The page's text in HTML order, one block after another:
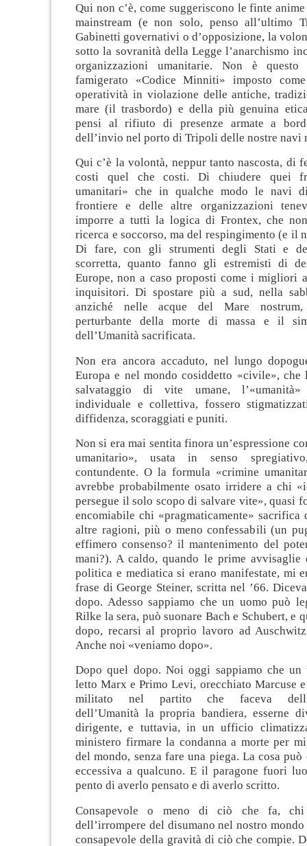
Qui non c’è, come suggeriscono le finte
mainstream (e non solo, penso all’ultimo
Gabinetti governativi o d’opposizione, la
sotto la sovranità della Legge l’anarchismo
organizzazioni umanitarie. Non è
famigerato «Codice Minniti» imposto
operatività in violazione delle antiche,
mare (il trasbordo) e della più genuina
pensi al rifiuto di presenze armate a
dell’invio nel porto di Tripoli delle nostre navi
Qui c’è la volontà, neppur tanto nascosta, di
costi quel che costi. Di chiudere quei
umanitari» che in qualche modo le navi
frontiere e delle altre organizzazioni
imporre a tutti la logica di Frontex, che
ricerca e soccorso, ma del respingimento (e il
Di fare, con gli strumenti degli Stati e
scorretta, quanto fanno gli estremisti di
Europe, non a caso proposti come i migliori
inquisitori. Di spostare più a sud, nella
anziché nelle acque del Mare
perturbante della morte di massa e il
dell’Umanità sacrificata.
Non era ancora accaduto, nel lungo
Europa e nel mondo cosiddetto «civile»,
salvataggio di vite umane,
individuale e collettiva, fossero
diffidenza, scoraggiati e puniti.
Non si era mai sentita finora un’espressione
umanitario», usata in senso
contundente. O la formula «crimine
avrebbe probabilmente osato irridere a chi
persegue il solo scopo di salvare vite», quasi
encomiabile chi «pragmaticamente» sacrifica
altre ragioni, più o meno confessabili (un
effimero consenso? il mantenimento del
mani?). A caldo, quando le prime avvisaglie
politica e mediatica si erano manifestate, mi
frase di George Steiner, scritta nel ’66.
dopo. Adesso sappiamo che un uomo può
Rilke la sera, può suonare Bach e Schubert, e
dopo, recarsi al proprio lavoro ad
Anche noi «veniamo dopo».
Dopo quel dopo. Noi oggi sappiamo che un
letto Marx e Primo Levi, orecchiato Marcuse
militato nel partito che faceva
dell’Umanità la propria bandiera, esserne
dirigente, e tuttavia, in un ufficio
ministero firmare la condanna a morte per
del mondo, senza fare una piega. La cosa può
eccessiva a qualcuno. E il paragone fuori
pento di averlo pensato e di averlo scritto.
Consapevole o meno di ciò che fa,
dell’irrompere del disumano nel nostro
consapevole della gravità di ciò che compie.